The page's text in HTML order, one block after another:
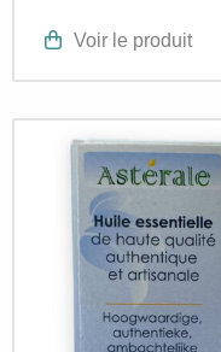
Voir le produit